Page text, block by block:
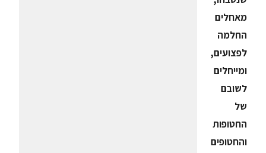
מאחלים
החלמה
לפצועים,
ומייחלים
לשובם
של
החטופות
והחטופים